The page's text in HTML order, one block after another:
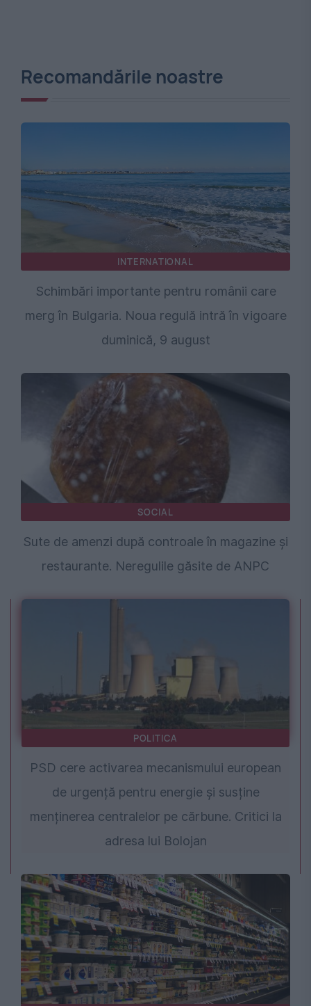
Recomandările noastre
INTERNATIONAL
Schimbări importante pentru românii care
merg în Bulgaria. Noua regulă intră în vigoare
duminică, 9 august
SOCIAL
Sute de amenzi după controale în magazine și
restaurante. Neregulile găsite de ANPC
POLITICA
PSD cere activarea mecanismului european
de urgență pentru energie și susține
menținerea centralelor pe cărbune. Critici la
adresa lui Bolojan